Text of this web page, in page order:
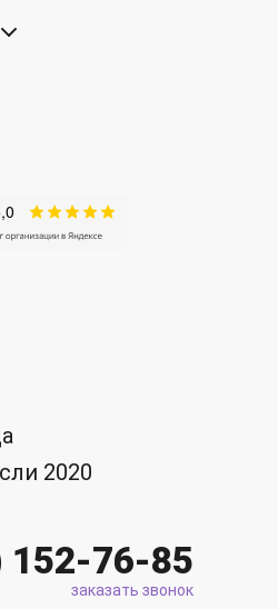
2020
152-76-85
заказать звонок